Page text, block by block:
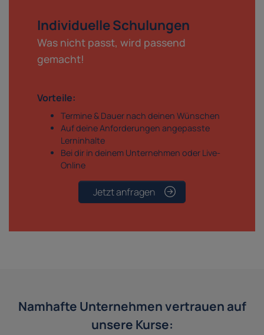
Individuelle Schulungen
Was nicht passt, wird passend
gemacht!
Vorteile:
Termine & Dauer nach deinen Wünschen
Auf deine Anforderungen angepasste
Lerninhalte
Bei dir in deinem Unternehmen oder Live-
Online
Jetzt anfragen
Namhafte Unternehmen vertrauen auf
unsere Kurse: